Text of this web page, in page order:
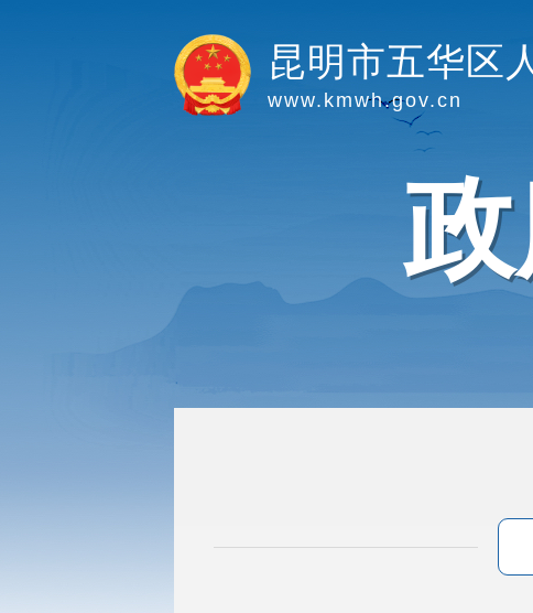
昆明市五华区
www.kmwh.gov.cn